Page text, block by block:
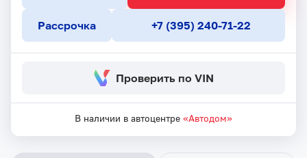
Рассрочка +7 (395) 240-71-22
Проверить по VIN
В наличии в автоцентре «Автодом»